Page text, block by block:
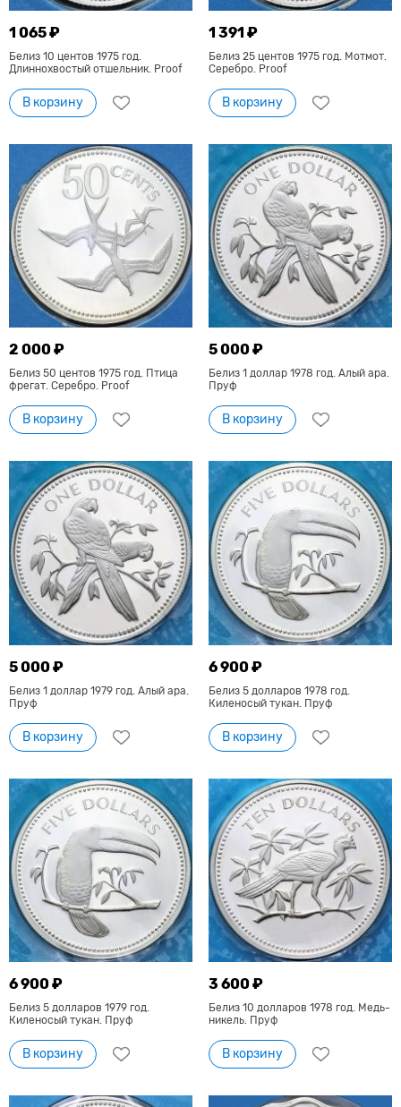
1 065 ₽
Белиз 10 центов 1975 год.
Длиннохвостый отшельник. Proof
В корзину
1 391 ₽
Белиз 25 центов 1975 год. Мотмот.
Серебро. Proof
В корзину
2 000 ₽
Белиз 50 центов 1975 год. Птица
фрегат. Серебро. Proof
В корзину
5 000 ₽
Белиз 1 доллар 1978 год. Алый ара.
Пруф
В корзину
5 000 ₽
Белиз 1 доллар 1979 год. Алый ара.
Пруф
В корзину
6 900 ₽
Белиз 5 долларов 1978 год.
Киленосый тукан. Пруф
В корзину
6 900 ₽
Белиз 5 долларов 1979 год.
Киленосый тукан. Пруф
В корзину
3 600 ₽
Белиз 10 долларов 1978 год. Медь-
никель. Пруф
В корзину